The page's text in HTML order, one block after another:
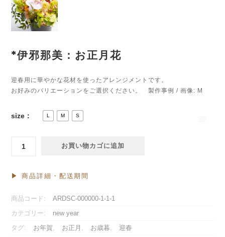
*伊邪那美：お正月花
迎春用に華やかな花材を使ったアレンジメントです。
お好みのバリエーションをご選択ください。 製作事例 / 画像: M
size： L M S
那
お
正
月
花
お買い物カゴに追加
▶ 商品詳細・配送期間
商品コード: ARDSC-000000-1-1-1
カテゴリー: new year
タグ: お年賀, お正月 , お歳暮, 迎春